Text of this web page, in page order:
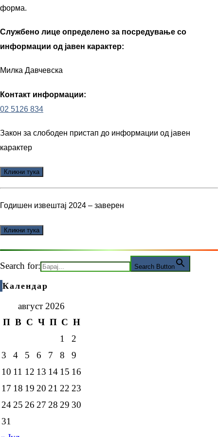
форма.
Службено лице определено за посредување со
информации од јавен карактер:
Милка Давчевска
Контакт информации:
02 5126 834
Закон за слободен пристап до информации од јавен
карактер
Годишен извештај 2024 – заверен
Search for: Search Button
Календар
август 2026
П В С Ч П С Н
1
2
3
4 5 6 7 8
9
10 11 12 13 14 15 16
17 18 19 20 21 22 23
24 25 26 27 28 29 30
31